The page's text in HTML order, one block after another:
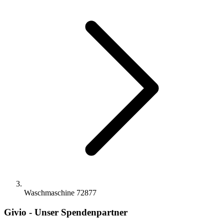
Waschmaschine 72877
Givio - Unser Spendenpartner